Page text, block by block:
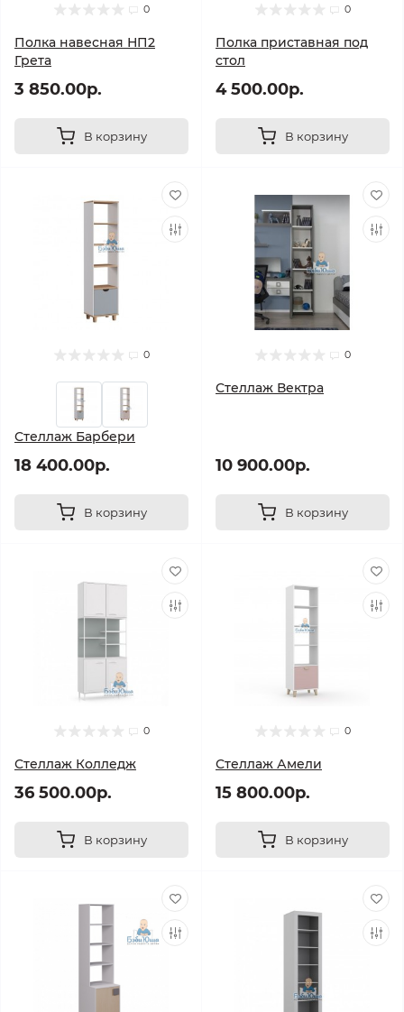
0
Полка навесная НП2
Грета
3 850.00р.
В корзину
0
Полка приставная под
стол
4 500.00р.
В корзину
0
Стеллаж Барбери
18 400.00р.
В корзину
0
Стеллаж Вектра
10 900.00р.
В корзину
0
Стеллаж Колледж
36 500.00р.
В корзину
0
Стеллаж Амели
15 800.00р.
В корзину